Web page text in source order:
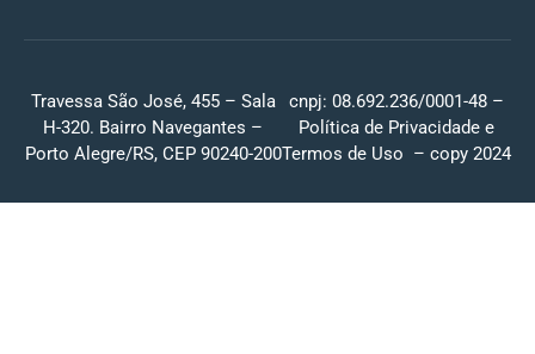
Travessa São José, 455 – Sala
H-320. Bairro Navegantes –
Porto Alegre/RS, CEP 90240-200
cnpj: 08.692.236/0001-48 –
Política de Privacidade e
Termos de Uso – copy 2024